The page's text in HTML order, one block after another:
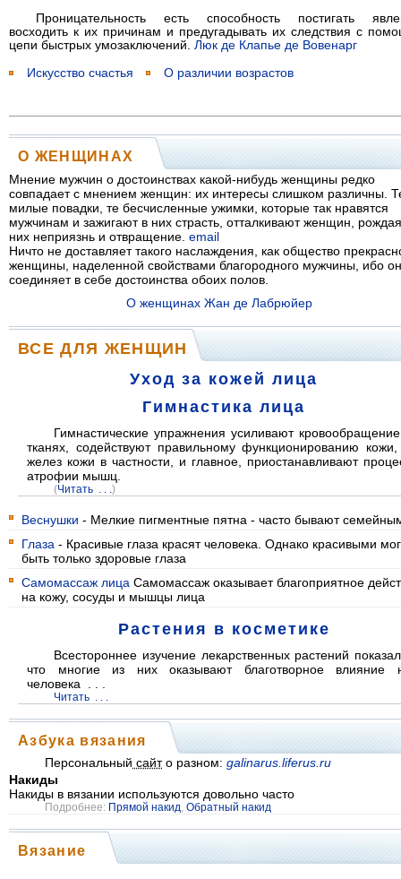
Проницательность есть способность постигать
восходить к их причинам и предугадывать их следствия с
цепи быстрых умозаключений. Люк де Клапье де Вовенарг
Искусство счастья
О различии возрастов
О ЖЕНЩИНАХ
Мнение мужчин о достоинствах какой-нибудь женщины редко
совпадает с мнением женщин: их интересы слишком различны.
милые повадки, те бесчисленные ужимки, которые так нравятся
мужчинам и зажигают в них страсть, отталкивают женщин,
них неприязнь и отвращение. email
Ничто не доставляет такого наслаждения, как общество
женщины, наделенной свойствами благородного мужчины, ибо
соединяет в себе достоинства обоих полов.
О женщинах Жан де Лабрюйер
ВСЕ ДЛЯ ЖЕНЩИН
Уход за кожей лица
Гимнастика лица
Гимнастические упражнения усиливают
тканях, содействуют правильному функционированию
желез кожи в частности, и главное, приостанавливают
атрофии мышц.
(Читать . . .)
Веснушки - Мелкие пигментные пятна - часто бывают
Глаза - Красивые глаза красят человека. Однако красивыми
быть только здоровые глаза
Самомассаж лица Самомассаж оказывает благоприятное
на кожу, сосуды и мышцы лица
Растения в косметике
Всестороннее изучение лекарственных растений
что многие из них оказывают благотворное влияние
человека . . .
Читать . . .
Азбука вязания
Персональный сайто разном: galinarus.liferus.ru
Накиды
Накиды в вязании используются довольно часто
Подробнее: Прямой накид, Обратный накид
Вязание